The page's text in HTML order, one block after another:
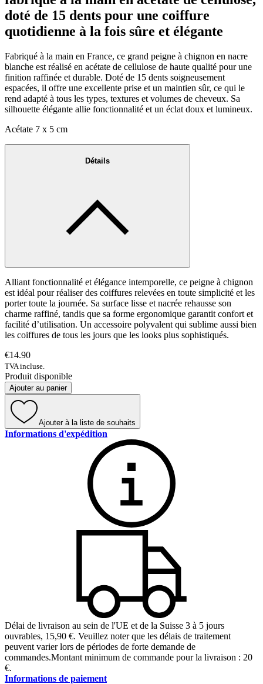
doté de 15 dents pour une coiffure
quotidienne à la fois sûre et élégante
Fabriqué à la main en France, ce grand peigne à chignon en nacre
blanche est réalisé en acétate de cellulose de haute qualité pour une
finition raffinée et durable. Doté de 15 dents soigneusement
espacées, il offre une excellente prise et un maintien sûr, ce qui le
rend adapté à tous les types, textures et volumes de cheveux. Sa
silhouette élégante allie fonctionnalité et un éclat doux et lumineux.
Acétate 7 x 5 cm
Détails
Alliant fonctionnalité et élégance intemporelle, ce peigne à chignon
est idéal pour réaliser des coiffures relevées en toute simplicité et les
porter toute la journée. Sa surface lisse et nacrée rehausse son
charme raffiné, tandis que sa forme ergonomique garantit confort et
facilité d’utilisation. Un accessoire polyvalent qui sublime aussi bien
les coiffures de tous les jours que les looks plus sophistiqués.
€14.90
TVA incluse.
Produit disponible
Ajouter au panier
Ajouter à la liste de souhaits
Informations d'expédition
Délai de livraison au sein de l'UE et de la Suisse 3 à 5 jours
ouvrables, 15,90 €. Veuillez noter que les délais de traitement
peuvent varier lors de périodes de forte demande de
commandes.Montant minimum de commande pour la livraison : 20
€.
Informations de paiement